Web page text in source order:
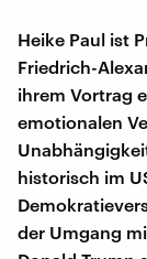
Heike Paul ist
Friedrich-
ihrem Vortrag
emotionalen
historisch im
der Umgang